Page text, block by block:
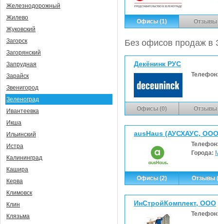
Офисы (1) Отзывы
Без офисов продаж в
Декёнинк РУС
Офисы (0) Отзывы
ausHaus (АУСХАУС,
Города:
Офисы (2) Отзывы
ИнСтройКомплект, ООО
Железнодорожный
Жилево
Жуковский
Загорск
Загорянский
Запрудная
Зарайск
Звенигород
Зеленоград
Ивантеевка
Икша
Ильинский
Истра
Калининград
Кашира
Керва
Климовск
Клин
Клязьма